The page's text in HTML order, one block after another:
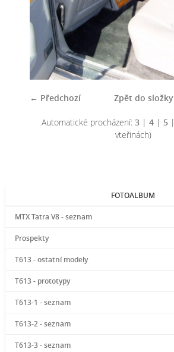
← Předchozí Zpět do složky
Automatické procházení: 3 | 4 | 5 |
vteřinách)
FOTOALBUM
MTX Tatra V8 - seznam
Prospekty
T613 - ostatní modely
T613 - prototypy
T613-1 - seznam
T613-2 - seznam
T613-3 - seznam